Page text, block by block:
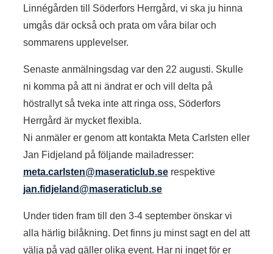
Linnégården till Söderfors Herrgård, vi ska ju hinna
umgås där också och prata om våra bilar och
sommarens upplevelser.
Senaste anmälningsdag var den 22 augusti. Skulle
ni komma på att ni ändrat er och vill delta på
höstrallyt så tveka inte att ringa oss, Söderfors
Herrgård är mycket flexibla.
Ni anmäler er genom att kontakta Meta Carlsten eller
Jan Fidjeland på följande mailadresser:
meta.carlsten@maseraticlub.se respektive
jan.fidjeland@maseraticlub.se
Under tiden fram till den 3-4 september önskar vi
alla härlig bilåkning. Det finns ju minst sagt en del att
välja på vad gäller olika event. Har ni inget för er